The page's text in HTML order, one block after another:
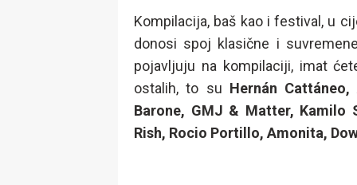
Kompilacija, baš kao i festival, u
donosi spoj klasične i
pojavljuju na kompilaciji, imat
ostalih, to su Hernán
Barone, GMJ & Matter, Kamilo
Rish, Rocio Portillo, Amonita,